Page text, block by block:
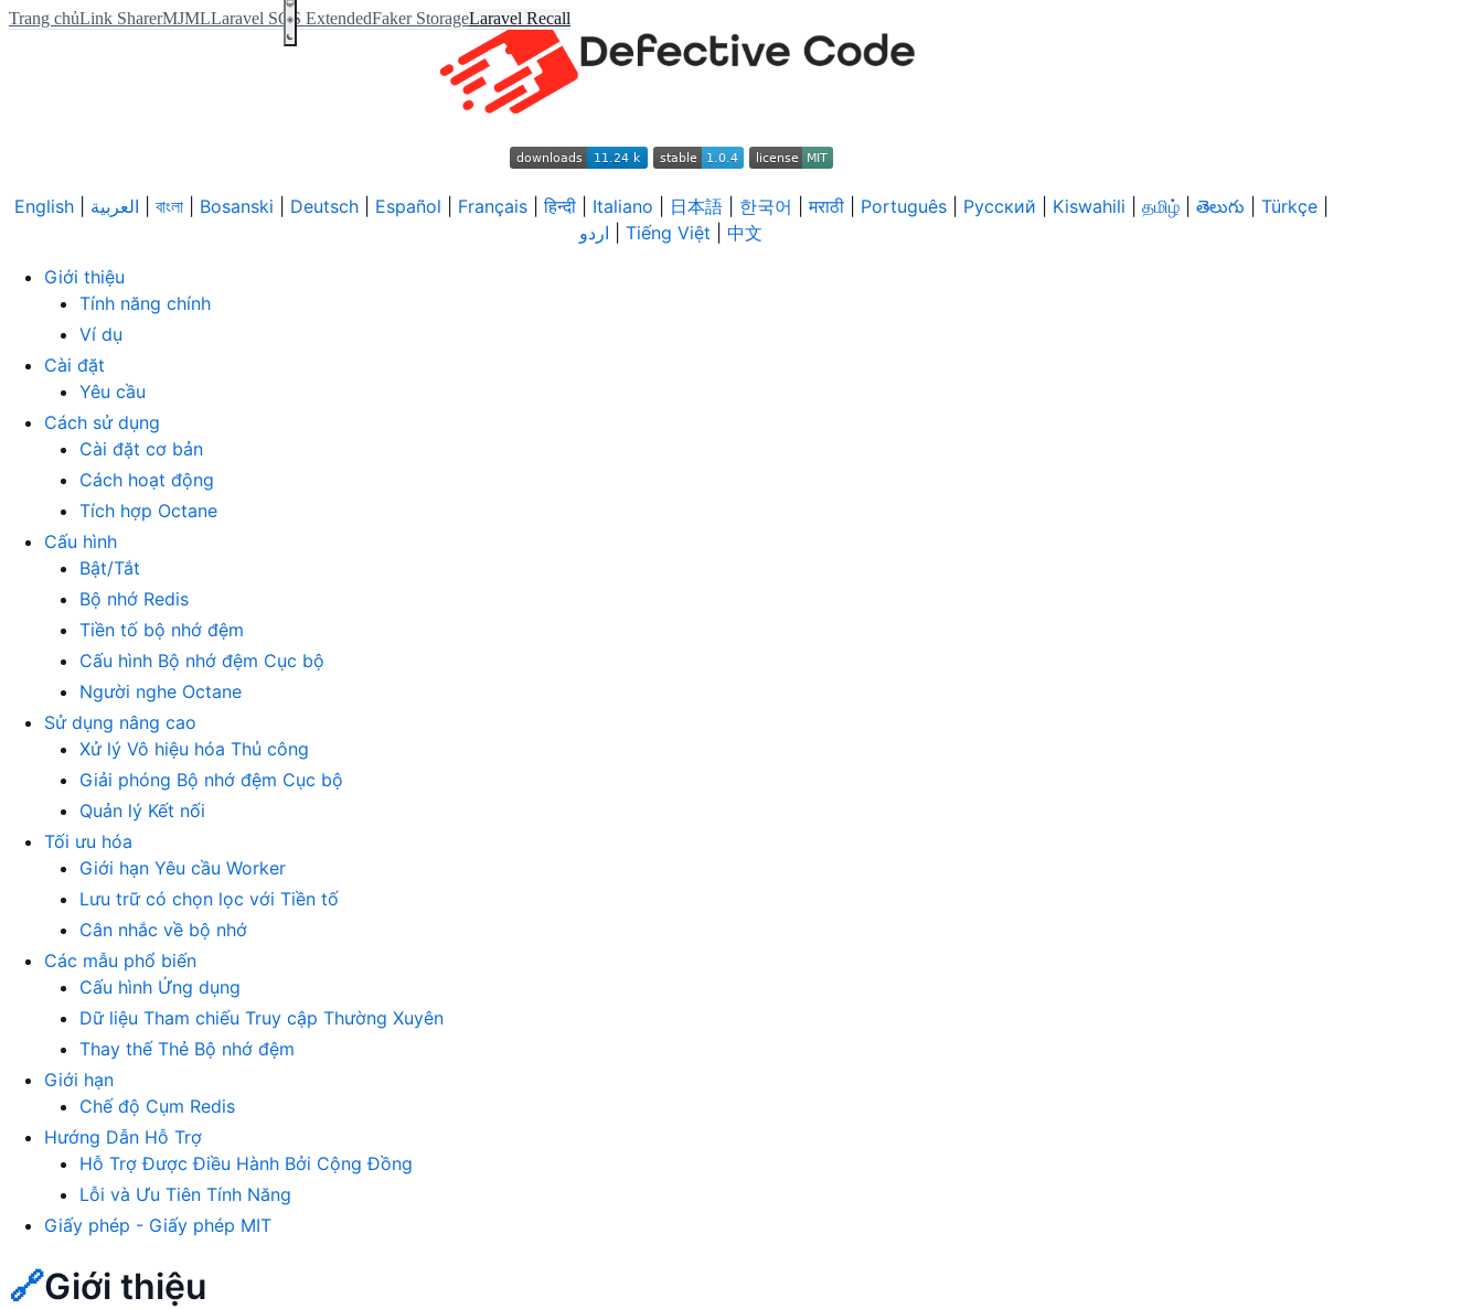
Trang chủLink SharerMJMLLaravel SQS ExtendedFaker StorageLaravel Recall
English| العربية বাংলা| Bosanski Deutsch| Español Français|हिन्दी| Italiano 日本語| 한국어 |मराठी| Português| Русский Kiswahili தமிழ்| తెలుగు Türkçe|
اردو
Tiếng Việt
中文
Giới thiệu
Tính năng chính
Ví dụ
Cài đặt
Yêu cầu
Cách sử dụng
Cài đặt cơ bản
Cách hoạt động
Tích hợp Octane
Cấu hình
Bật/Tắt
Bộ nhớ Redis
Tiền tố bộ nhớ đệm
Cấu hình Bộ nhớ đệm Cục bộ
Người nghe Octane
Sử dụng nâng cao
Xử lý Vô hiệu hóa Thủ công
Giải phóng Bộ nhớ đệm Cục bộ
Quản lý Kết nối
Tối ưu hóa
Giới hạn Yêu cầu Worker
Lưu trữ có chọn lọc với Tiền tố
Cân nhắc về bộ nhớ
Các mẫu phổ biến
Cấu hình Ứng dụng
Dữ liệu Tham chiếu Truy cập Thường Xuyên
Thay thế Thẻ Bộ nhớ đệm
Giới hạn
Chế độ Cụm Redis
Hướng Dẫn Hỗ Trợ
Hỗ Trợ Được Điều Hành Bởi Cộng Đồng
Lỗi và Ưu Tiên Tính Năng
Giấy phép - Giấy phép MIT
🔗Giới thiệu